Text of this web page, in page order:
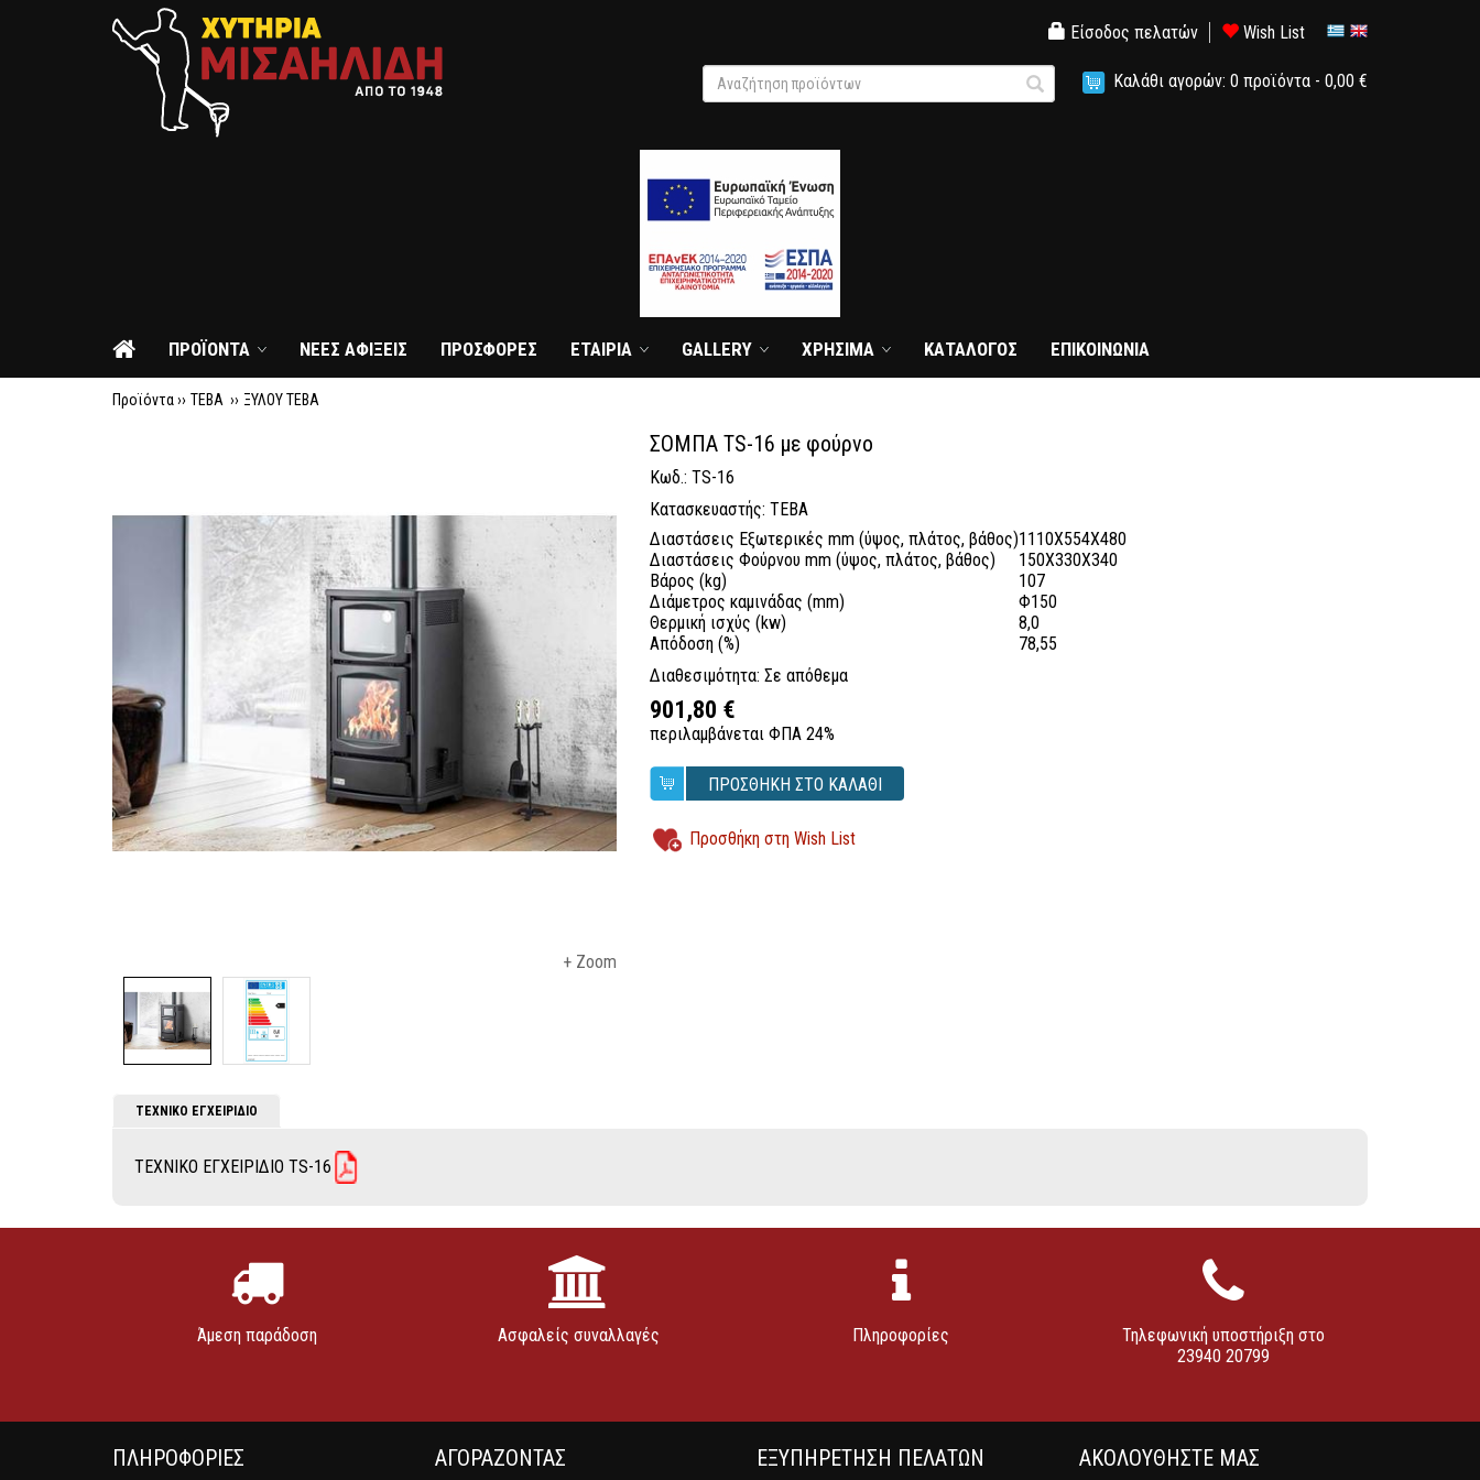
Είσοδος πελατών Wish List
Αναζήτηση προϊόντων
search Καλάθι αγορών: 0 προϊόντα - 0,00 €
ΠΡΟΪΟΝΤΑ ΝΕΕΣ ΑΦΙΞΕΙΣ ΠΡΟΣΦΟΡΕΣ ΕΤΑΙΡΙΑ GALLERY ΧΡΗΣΙΜΑ ΚΑΤΑΛΟΓΟΣ ΕΠΙΚΟΙΝΩΝΙΑ
Προϊόντα ›› TEBA ›› ΞΥΛΟΥ TEBA
+ Zoom
ΣΟΜΠΑ TS-16 με φούρνο
Κωδ.: TS-16
Κατασκευαστής: TEBA
Διαστάσεις Εξωτερικές mm (ύψος, πλάτος, βάθος)1110Χ554Χ480
Διαστάσεις Φούρνου mm (ύψος, πλάτος, βάθος)
150Χ330Χ340
Βάρος (kg)
107
Διάμετρος καμινάδας (mm)
Φ150
Θερμική ισχύς (kw)
8,0
Απόδοση (%)
78,55
Διαθεσιμότητα: Σε απόθεμα
901,80 €
περιλαμβάνεται ΦΠΑ 24%
ΠΡΟΣΘΗΚΗ ΣΤΟ ΚΑΛΑΘΙ
Προσθήκη στη Wish List
ΤΕΧΝΙΚΟ ΕΓΧΕΙΡΙΔΙΟ
ΤΕΧΝΙΚΟ ΕΓΧΕΙΡΙΔΙΟ ΤS-16
Άμεση παράδοση Ασφαλείς συναλλαγές Πληροφορίες
Τηλεφωνική υποστήριξη στο
23940 20799
ΠΛΗΡΟΦΟΡΙΕΣ ΑΓΟΡΑΖΟΝΤΑΣ ΕΞΥΠΗΡΕΤΗΣΗ ΠΕΛΑΤΩΝ ΑΚΟΛΟΥΘΗΣΤΕ ΜΑΣ